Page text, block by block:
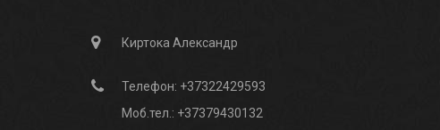
Киртока Александр
Телефон: +37322429593
Моб.тел.: +37379430132